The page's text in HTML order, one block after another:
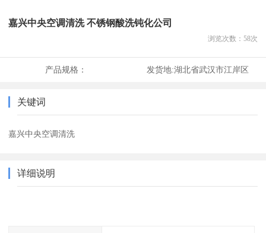
嘉兴中央空调清洗 不锈钢酸洗钝化公司
浏览次数： 58次
产品规格： 发货地:湖北省武汉市江岸区
关键词
嘉兴中央空调清洗
详细说明